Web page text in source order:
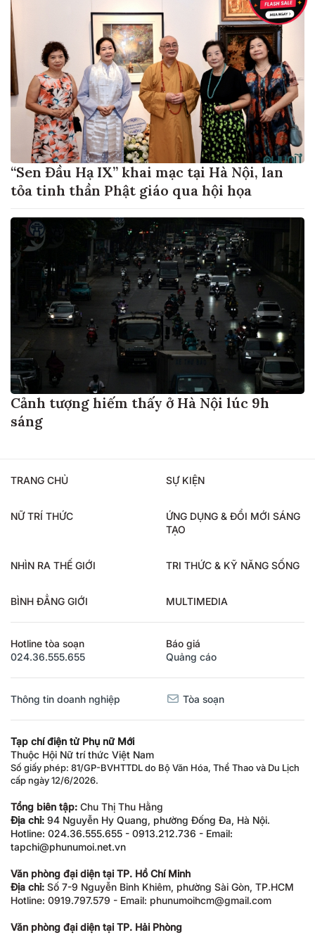
“Sen Đầu Hạ IX” khai mạc tại Hà Nội, lan
tỏa tinh thần Phật giáo qua hội họa
Cảnh tượng hiếm thấy ở Hà Nội lúc 9h
sáng
TRANG CHỦ SỰ KIỆN
NỮ TRÍ THỨC
ỨNG DỤNG & ĐỔI MỚI SÁNG
TẠO
NHÌN RA THẾ GIỚI TRI THỨC & KỸ NĂNG SỐNG
BÌNH ĐẲNG GIỚI MULTIMEDIA
Hotline tòa soạn
024.36.555.655
Báo giá
Quảng cáo
Thông tin doanh nghiệp Tòa soạn
Tạp chí điện tử Phụ nữ Mới
Thuộc Hội Nữ trí thức Việt Nam
Số giấy phép: 81/GP-BVHTTDL do Bộ Văn Hóa, Thể Thao và Du Lịch
cấp ngày 12/6/2026.
Tổng biên tập: Chu Thị Thu Hằng
Địa chỉ: 94 Nguyễn Hy Quang, phường Đống Đa, Hà Nội.
Hotline: 024.36.555.655 - 0913.212.736 - Email:
tapchi@phunumoi.net.vn
Văn phòng đại diện tại TP. Hồ Chí Minh
Địa chỉ: Số 7-9 Nguyễn Bỉnh Khiêm, phường Sài Gòn, TP.HCM
Hotline: 0919.797.579 - Email: phunumoihcm@gmail.com
Văn phòng đại diện tại TP. Hải Phòng